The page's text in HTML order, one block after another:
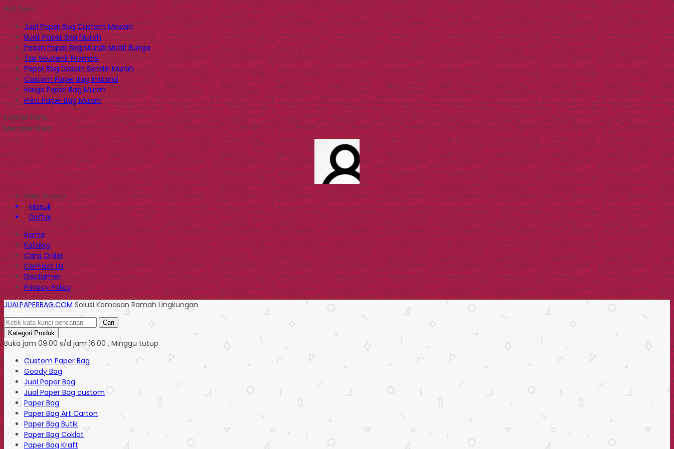
Hot Item
Jual Paper Bag Custom Mewah
Buat Paper Bag Murah
Pesan Paper Bag Murah Motif Bunga
Tas Souvenir Promosi
Paper Bag Desain Sendiri Murah
Custom Paper Bag Instansi
Harga Paper Bag Murah
Print Paper Bag Murah
Kontak Kami
Member Area
Halo, Guest!
Masuk
Daftar
Home
Katalog
Cara Order
Contact Us
Disclaimer
Privacy Policy
JUALPAPERBAG.COM Solusi Kemasan Ramah Lingkungan
Cari
Kategori Produk
Buka jam 09.00 s/d jam 16.00 , Minggu tutup
Custom Paper Bag
Goody Bag
Jual Paper Bag
Jual Paper Bag custom
Paper Bag
Paper Bag Art Carton
Paper Bag Butik
Paper Bag Coklat
Paper Bag Kraft